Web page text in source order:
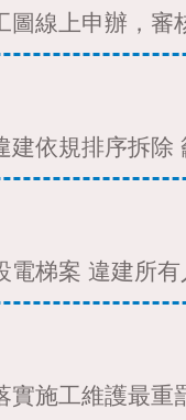
圖線上申辦，審
依規排序拆除
電梯案 違建所
實施工維護最重